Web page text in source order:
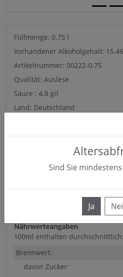
Sind Sie mindestens
Ja
Füllmenge: 0.75 l
Vorhandener Alkoholgehalt:
Artikelnummer: 00222-0.75
Qualität: Auslese
Säure : 4.8 g/l
Land: Deutschland
Jahrgang: 2020
Lage: Wallufer Walkenberg
Nährwerteangaben
100ml enthalten durchschnittlich:
Brennwert:
davon Zucker: